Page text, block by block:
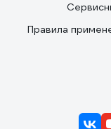
Правила